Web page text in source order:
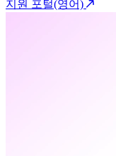
지원 포털(영어)